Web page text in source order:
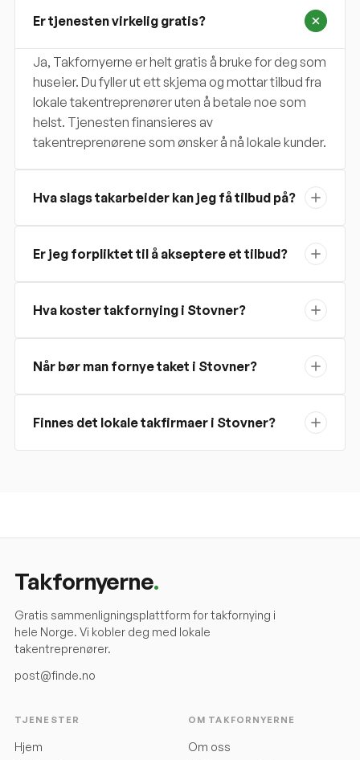
Er tjenesten virkelig gratis?
Ja, Takfornyerne er helt gratis å bruke for deg som
huseier. Du fyller ut ett skjema og mottar tilbud fra
lokale takentreprenører uten å betale noe som
helst. Tjenesten finansieres av
takentreprenørene som ønsker å nå lokale kunder.
Hva slags takarbeider kan jeg få tilbud på?
Er jeg forpliktet til å akseptere et tilbud?
Hva koster takfornying i Stovner?
Når bør man fornye taket i Stovner?
Finnes det lokale takfirmaer i Stovner?
Takfornyerne.
Gratis sammenligningsplattform for takfornying i
hele Norge. Vi kobler deg med lokale
takentreprenører.
post@finde.no
TJENESTER
Hjem
OM TAKFORNYERNE
Om oss